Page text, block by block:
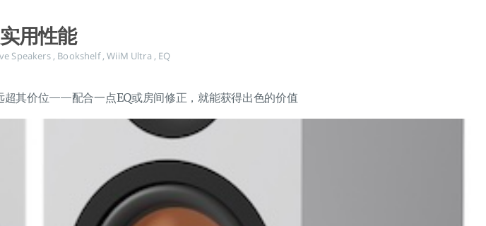
用性能
Speakers , Bookshelf,WiiM Ultra , EQ
超其价位——配合一点EQ或房间修正，就能获得出色的价值